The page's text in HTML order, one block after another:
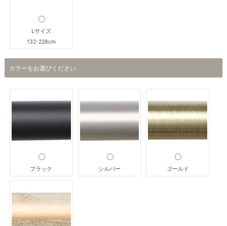
Lサイズ
132-228cm
カラーをお選びください
ブラック シルバー ゴールド